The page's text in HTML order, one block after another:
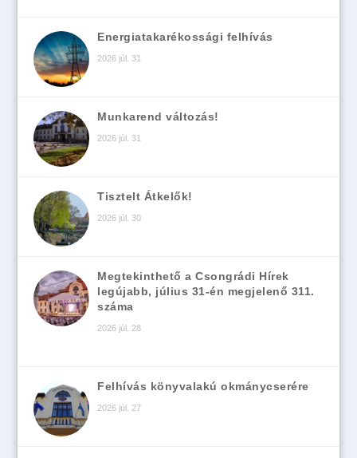
Energiatakarékossági felhívás
2026 júl. 31
Munkarend változás!
2026 júl. 31
Tisztelt Átkelők!
2026 júl. 30
Megtekinthető a Csongrádi Hírek
legújabb, július 31-én megjelenő 311.
száma
2026 júl. 28
Felhívás könyvalakú okmánycserére
2026 júl. 27